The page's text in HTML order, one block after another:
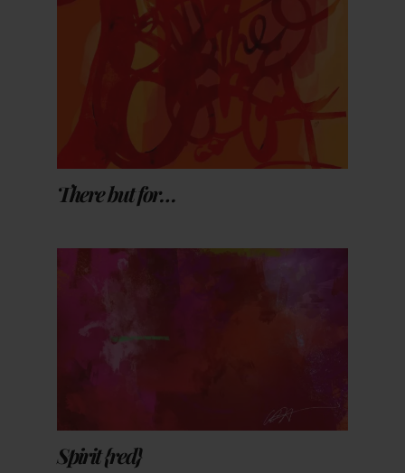
There but for…
Spirit {red}